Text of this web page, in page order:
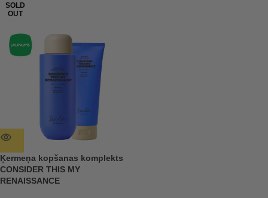
SOLD
OUT
Ķermeņa kopšanas komplekts
CONSIDER THIS MY
RENAISSANCE